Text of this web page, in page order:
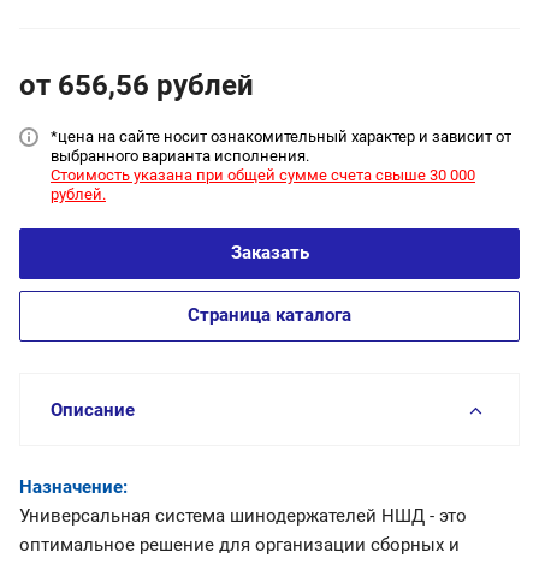
от 656,56 рублей
*цена на сайте носит ознакомительный характер и зависит от
выбранного варианта исполнения.
Стоимость указана при общей сумме счета свыше 30 000
рублей.
Заказать
Страница каталога
Описание
Назначение:
Универсальная система шинодержателей НШД - это
оптимальное решение для организации сборных и